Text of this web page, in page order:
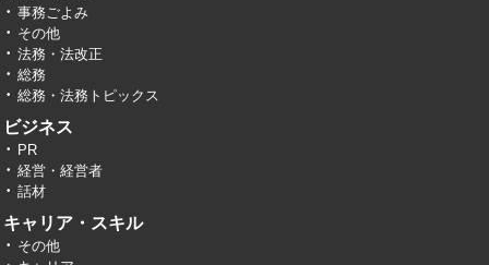
事務ごよみ
その他
法務・法改正
総務
総務・法務トピックス
ビジネス
PR
経営・経営者
話材
キャリア・スキル
その他